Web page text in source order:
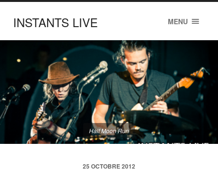
INSTANTS LIVE MENU
Half Moon Run
25 OCTOBRE 2012